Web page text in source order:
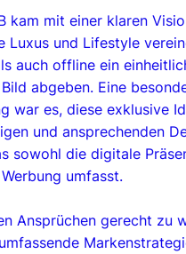
kam mit einer klaren
Luxus und Lifestyle
auch offline ein
abgeben. Eine
war es, diese exklusive
und ansprechenden
sowohl die digitale
umfasst.
Ansprüchen gerecht zu